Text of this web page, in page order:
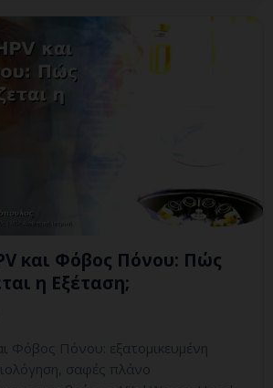
και Φόβος Πόνου: Πώς
η Εξέταση;
Φόβος Πόνου: εξατομικευμένη
σαφές πλάνο